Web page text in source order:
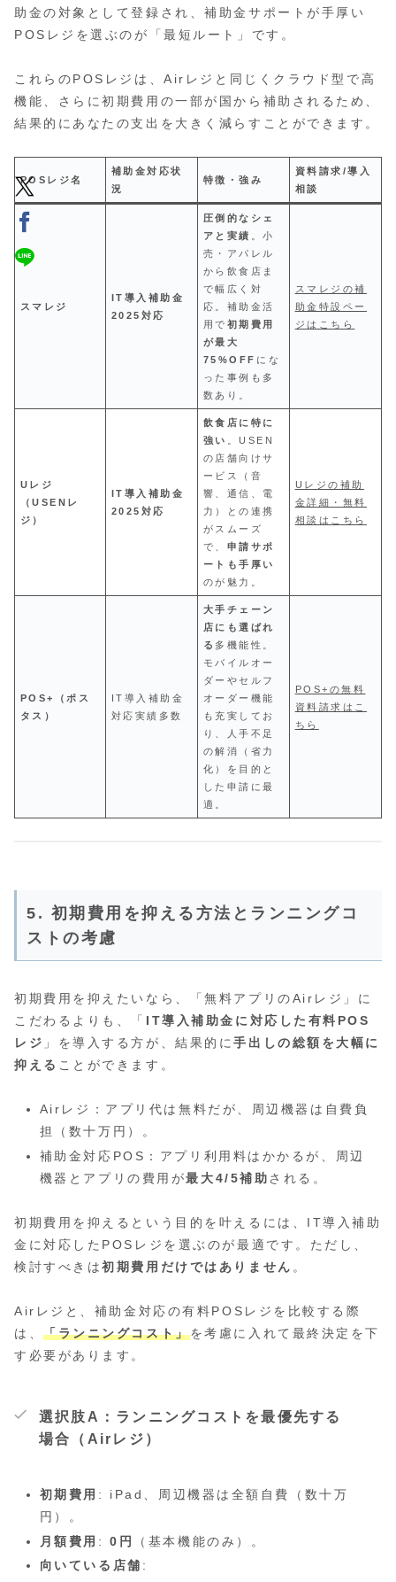
助金の対象として登録され、補助金サポートが手厚い
POSレジを選ぶのが「最短ルート」です。
これらのPOSレジは、Airレジと同じくクラウド型で高
機能、さらに初期費用の一部が国から補助されるため、
結果的にあなたの支出を大きく減らすことができます。
POSレジ名
補助金対応状
況
特徴・強み
資料請求/導入
相談
スマレジ
IT導入補助金
2025対応
圧倒的なシェ
アと実績
。小
売・アパレル
から飲食店ま
で幅広く対
応。補助金活
用で 初期費用
が最大
75%OFF にな
った事例も多
数あり。
スマレジの補
助金特設ペー
ジはこちら
Uレジ
（USENレ
ジ）
IT導入補助金
2025対応
飲食店に特に
強い
。USEN
の店舗向けサ
ービス（音
響、通信、電
力）との連携
がスムーズ
で、 申請サポ
ートも手厚い
のが魅力。
Uレジの補助
金詳細・無料
相談はこちら
POS+（ポス
タス）
IT導入補助金
対応実績多数
大手チェーン
店にも選ばれ
る 多機能性。
モバイルオー
ダーやセルフ
オーダー機能
も充実してお
り、人手不足
の解消（省力
化）を目的と
した申請に最
適。
POS+の無料
資料請求はこ
ちら
5. 初期費用を抑える方法とランニングコ
ストの考慮
初期費用を抑えたいなら、「無料アプリのAirレジ」に
こだわるよりも、「 IT導入補助金に対応した有料POS
レジ 」を導入する方が、結果的に手出しの総額を大幅に
抑える ことができます。
Airレジ：アプリ代は無料だが、周辺機器は自費負
担（数十万円）。
補助金対応POS：アプリ利用料はかかるが、周辺
機器とアプリの費用が最大4/5補助 される。
初期費用を抑えるという目的を叶えるには、IT導入補助
金に対応したPOSレジを選ぶのが最適です。ただし、
検討すべきは初期費用だけではありません 。
Airレジと、補助金対応の有料POSレジを比較する際
は、「ランニングコスト」を考慮に入れて最終決定を下
す必要があります。
選択肢A：ランニングコストを最優先する
場合（Airレジ）
初期費用 : iPad、周辺機器は全額自費（数十万
円）。
月額費用 :0円
（基本機能のみ）。
向いている店舗 :